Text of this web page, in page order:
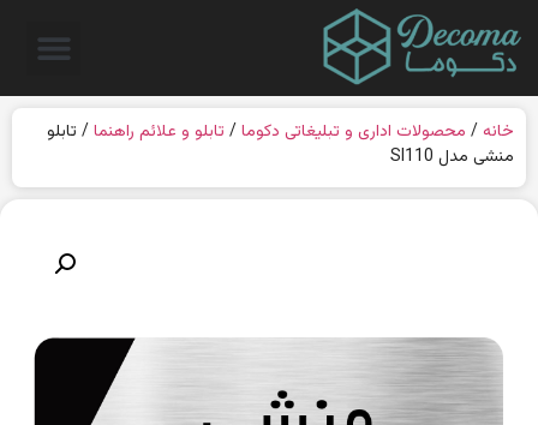
خانه / محصولات اداری و تبلیغاتی دکوما/ تابلو و علائم راهنما/ تابلو
منشی مدل SI110